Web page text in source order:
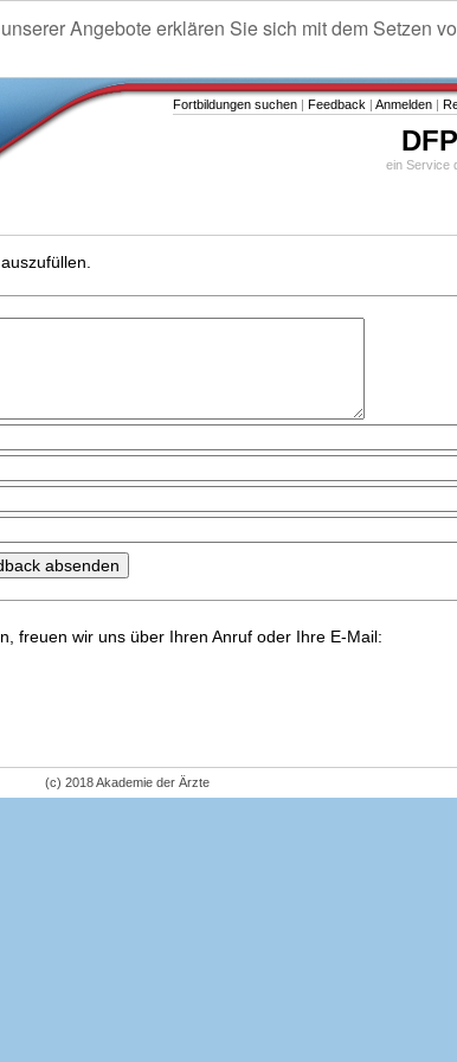
Angebote erklären Sie sich mit dem Setzen
Fortbildungen suchen | Feedback | Anmelden |
ein Service
freuen wir uns über Ihren Anruf oder Ihre E-Mail:
(c) 2018 Akademie der Ärzte